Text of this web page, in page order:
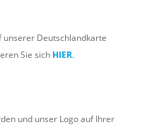
unserer Deutschlandkarte
Sie sich HIER.
und unser Logo auf Ihrer